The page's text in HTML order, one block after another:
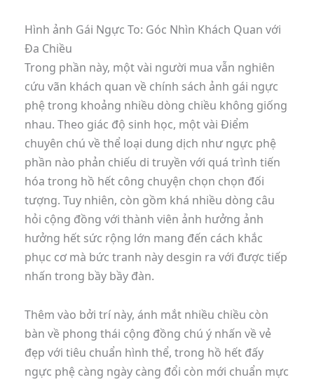
Hình ảnh Gái Ngực To: Góc Nhìn Khách Quan với
Đa Chiều
Trong phần này, một vài người mua vẫn nghiên
cứu vãn khách quan về chính sách ảnh gái ngực
phệ trong khoảng nhiều dòng chiều không giống
nhau. Theo giác độ sinh học, một vài Điểm
chuyên chú về thể loại dung dịch như ngực phệ
phần nào phản chiếu di truyền với quá trình tiến
hóa trong hồ hết công chuyện chọn chọn đối
tượng. Tuy nhiên, còn gồm khá nhiều dòng câu
hỏi cộng đồng với thành viên ảnh hưởng ảnh
hưởng hết sức rộng lớn mang đến cách khắc
phục cơ mà bức tranh này desgin ra với được tiếp
nhấn trong bầy bầy đàn.
Thêm vào bởi trí này, ánh mắt nhiều chiều còn
bàn về phong thái cộng đồng chú ý nhấn về vẻ
đẹp với tiêu chuẩn hình thể, trong hồ hết đấy
ngực phệ càng ngày càng đổi còn mới chuẩn mực